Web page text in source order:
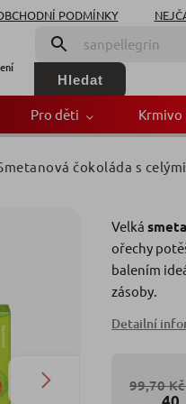
PODMÍNKY
Hledat
Pro děti Krmivo
čokoláda s
s
99,70 Kč
Velká
ořechy
balením
zásoby.
Detailní